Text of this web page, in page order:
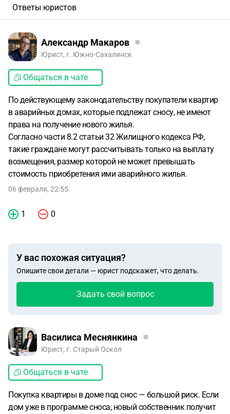
Ответы юристов
Александр Макаров
Юрист, г. Южно-Сахалинск
Общаться в чате
По действующему законодательству покупатели квартир
в аварийных домах, которые подлежат сносу, не имеют
права на получение нового жилья.
Согласно части 8.2 статьи 32 Жилищного кодекса РФ,
такие граждане могут рассчитывать только на выплату
возмещения, размер которой не может превышать
стоимость приобретения ими аварийного жилья.
06 февраля, 22:55
1 0
У вас похожая ситуация?
Опишите свои детали — юрист подскажет, что делать.
Задать свой вопрос
Василиса Меснянкина
Юрист, г. Старый Оскол
Общаться в чате
Покупка квартиры в доме под снос — большой риск. Если
дом уже в программе сноса, новый собственник получит